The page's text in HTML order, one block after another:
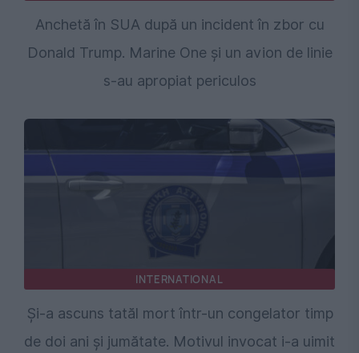
Anchetă în SUA după un incident în zbor cu
Donald Trump. Marine One și un avion de linie
s-au apropiat periculos
INTERNATIONAL
Și-a ascuns tatăl mort într-un congelator timp
de doi ani și jumătate. Motivul invocat i-a uimit